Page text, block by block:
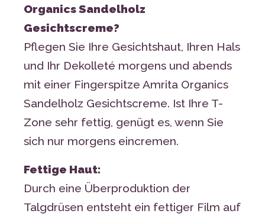
Organics Sandelholz
Gesichtscreme?
Pflegen Sie Ihre Gesichtshaut, Ihren Hals
und Ihr Dekolleté morgens und abends
mit einer Fingerspitze Amrita Organics
Sandelholz Gesichtscreme. Ist Ihre T-
Zone sehr fettig, genügt es, wenn Sie
sich nur morgens eincremen.
Fettige Haut:
Durch eine Überproduktion der
Talgdrüsen entsteht ein fettiger Film auf